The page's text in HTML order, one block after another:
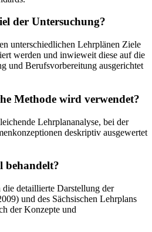
der Untersuchung?
unterschiedlichen Lehrplänen Ziele
werden und inwieweit diese auf die
und Berufsvorbereitung ausgerichtet
Methode wird verwendet?
Lehrplananalyse, bei der
deskriptiv ausgewertet
behandelt?
detaillierte Darstellung der
und des Sächsischen Lehrplans
der Konzepte und